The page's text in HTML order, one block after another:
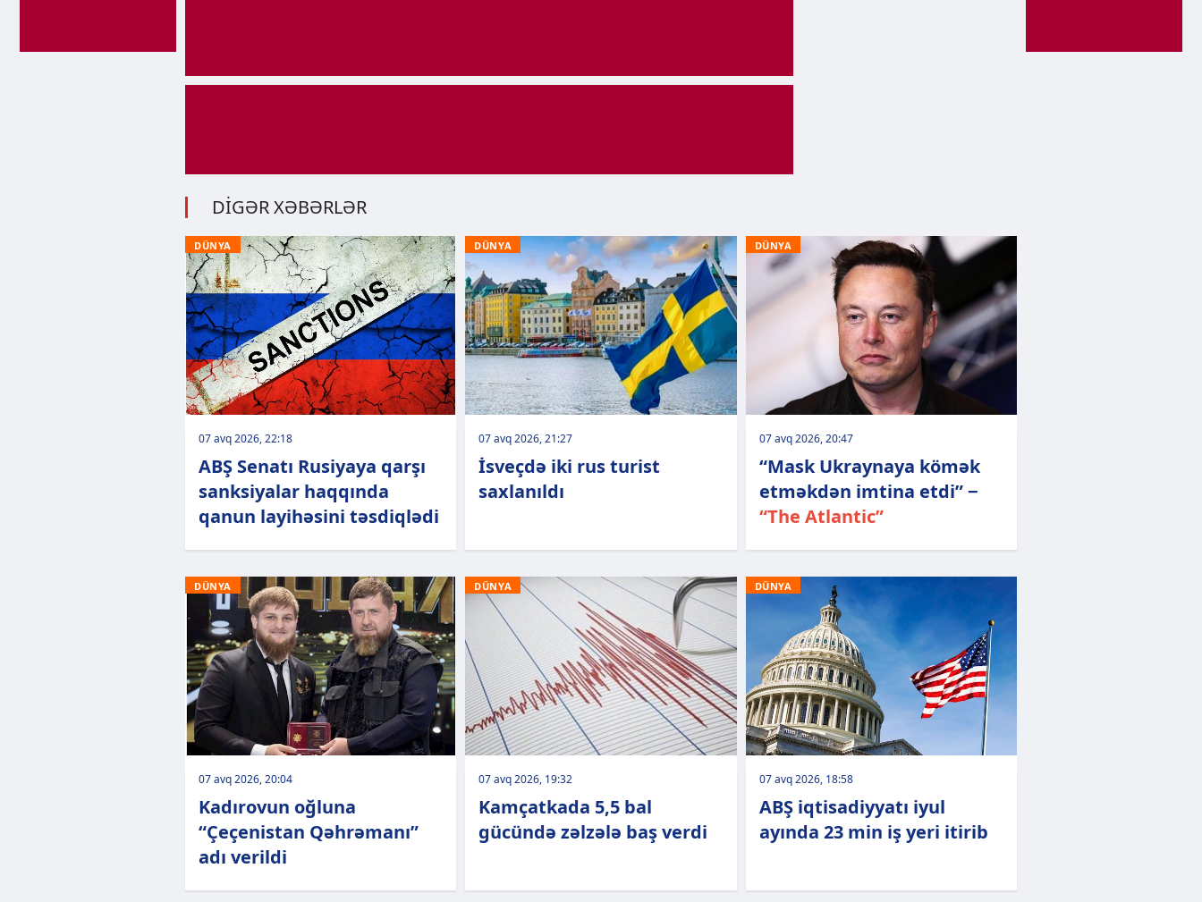
DİGƏR XƏBƏRLƏR
DÜNYA
07 avq 2026, 22:18
ABŞ Senatı Rusiyaya qarşı
sanksiyalar haqqında
qanun layihəsini təsdiqlədi
DÜNYA
07 avq 2026, 21:27
İsveçdə iki rus turist
saxlanıldı
DÜNYA
07 avq 2026, 20:47
“Mask Ukraynaya kömək
etməkdən imtina etdi” −
“The Atlantic”
DÜNYA
07 avq 2026, 20:04
Kadırovun oğluna
“Çeçenistan Qəhrəmanı”
adı verildi
DÜNYA
07 avq 2026, 19:32
Kamçatkada 5,5 bal
gücündə zəlzələ baş verdi
DÜNYA
07 avq 2026, 18:58
ABŞ iqtisadiyyatı iyul
ayında 23 min iş yeri itirib